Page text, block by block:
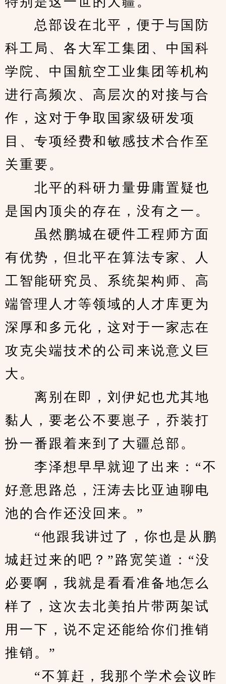
总部设在北平，便于与国防
科工局、各大军工集团、中国科
学院、中国航空工业集团等机构
进行高频次、高层次的对接与合
作，这对于争取国家级研发项
目、专项经费和敏感技术合作至
关重要。
北平的科研力量毋庸置疑也
是国内顶尖的存在，没有之一。
虽然鹏城在硬件工程师方面
有优势，但北平在算法专家、人
工智能研究员、系统架构师、高
端管理人才等领域的人才库更为
深厚和多元化，这对于一家志在
攻克尖端技术的公司来说意义巨
大。
离别在即，刘伊妃也尤其地
黏人，要老公不要崽子，乔装打
扮一番跟着来到了大疆总部。
李泽想早早就迎了出来：“不
好意思路总，汪涛去比亚迪聊电
池的合作还没回来。”
“他跟我讲过了，你也是从鹏
城赶过来的吧？”路宽笑道：“没
必要啊，我就是看看准备地怎么
样了，这次去北美拍片带两架试
用一下，说不定还能给你们推销
推销。”
“不算赶，我那个学术会议昨